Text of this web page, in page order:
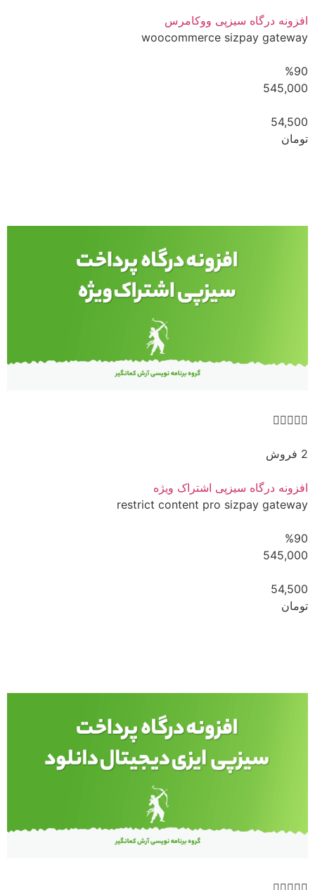
افزونه درگاه سیزپی ووکامرس
woocommerce sizpay gateway
%90
545,000
54,500
تومان

2 فروش
افزونه درگاه سیزپی اشتراک ویژه
restrict content pro sizpay gateway
%90
545,000
54,500
تومان